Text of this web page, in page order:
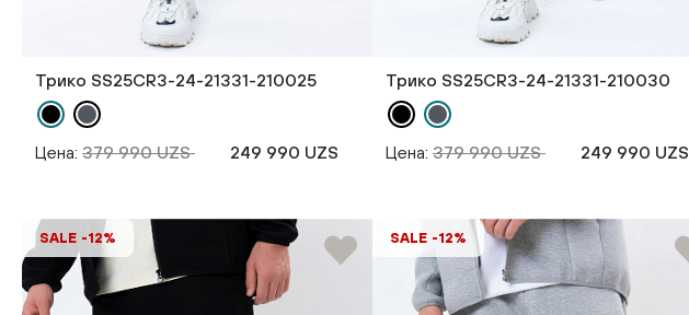
Трико SS25CR3-24-21331-210025
Цена: 379 990 UZS 249 990 UZS
Трико SS25CR3-24-21331-210030
Цена: 379 990 UZS 249 990 UZS
SALE -12% SALE -12%